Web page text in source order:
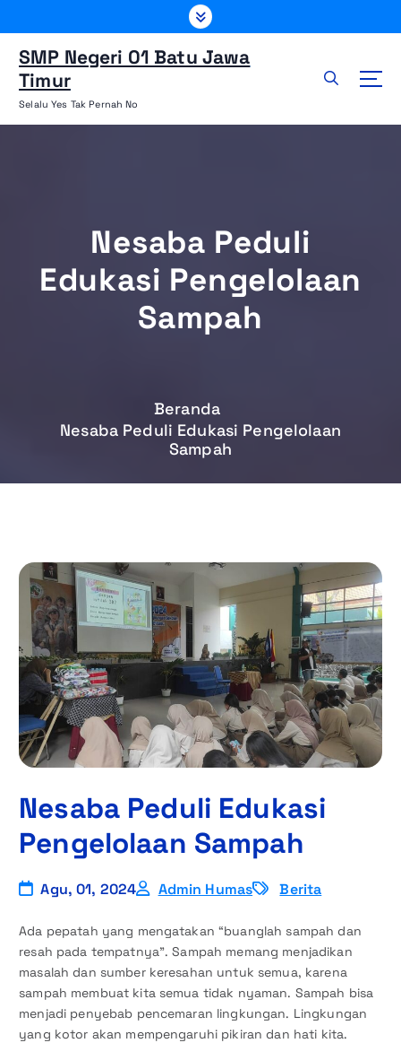
e
SMP Negeri 01 Batu Jawa
Timur
Selalu Yes Tak Pernah No
Nesaba Peduli
Edukasi Pengelolaan
Sampah
Beranda
Nesaba Peduli Edukasi Pengelolaan
Sampah
Nesaba Peduli Edukasi
Pengelolaan Sampah
Agu, 01, 2024 Admin Humas Berita
Ada pepatah yang mengatakan “buanglah sampah dan
resah pada tempatnya”. Sampah memang menjadikan
masalah dan sumber keresahan untuk semua, karena
sampah membuat kita semua tidak nyaman. Sampah bisa
menjadi penyebab pencemaran lingkungan. Lingkungan
yang kotor akan mempengaruhi pikiran dan hati kita.